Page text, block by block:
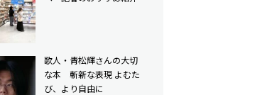
歌人・青松輝さんの大切
な本 斬新な表現 よむた
び、より自由に